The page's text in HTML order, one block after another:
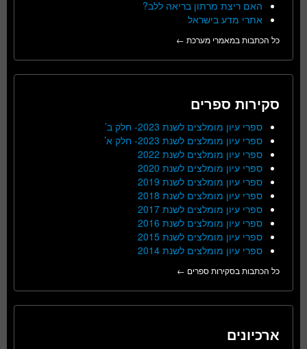
האם ריצת מרתון בריאה ללב?
אתרי מדע בישראל
כל הכתבות במאמרי מערכת ←
סקירות ספרים
ספרי עיון מומלצים לשנת 2023- חלק ב’
ספרי עיון מומלצים לשנת 2023- חלק א’
ספרי עיון מומלצים לשנת 2022
ספרי עיון מומלצים לשנת 2020
ספרי עיון מומלצים לשנת 2019
ספרי עיון מומלצים לשנת 2018
ספרי עיון מומלצים לשנת 2017
ספרי עיון מומלצים לשנת 2016
ספרי עיון מומלצים לשנת 2015
ספרי עיון מומלצים לשנת 2014
כל הכתבות בסקירות ספרים ←
ארכיונים